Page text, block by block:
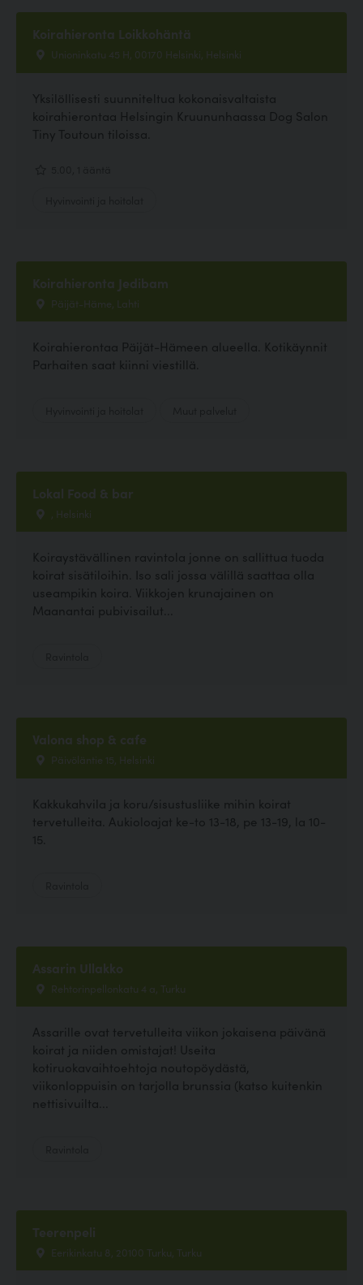
Koirahieronta Loikkohäntä
Unioninkatu 45 H, 00170 Helsinki, Helsinki
Yksilöllisesti suunniteltua kokonaisvaltaista
koirahierontaa Helsingin Kruununhaassa Dog Salon
Tiny Toutoun tiloissa.
Koirahieronta Jedibam
Päijät-Häme, Lahti
Koirahierontaa Päijät-Hämeen alueella. Kotikäynnit
Parhaiten saat kiinni viestillä.
Lokal Food & bar
, Helsinki
Koiraystävällinen ravintola jonne on sallittua tuoda
koirat sisätiloihin. Iso sali jossa välillä saattaa olla
useampikin koira. Viikkojen krunajainen on
Maanantai pubivisailut...
Valona shop & cafe
Päivöläntie 15, Helsinki
Kakkukahvila ja koru/sisustusliike mihin koirat
tervetulleita. Aukioloajat ke-to 13-18, pe 13-19, la 10-
15.
Assarin Ullakko
Rehtorinpellonkatu 4 a, Turku
Assarille ovat tervetulleita viikon jokaisena päivänä
koirat ja niiden omistajat! Useita
kotiruokavaihtoehtoja noutopöydästä,
viikonloppuisin on tarjolla brunssia (katso kuitenkin
nettisivuilta...
Teerenpeli
Eerikinkatu 8, 20100 Turku, Turku